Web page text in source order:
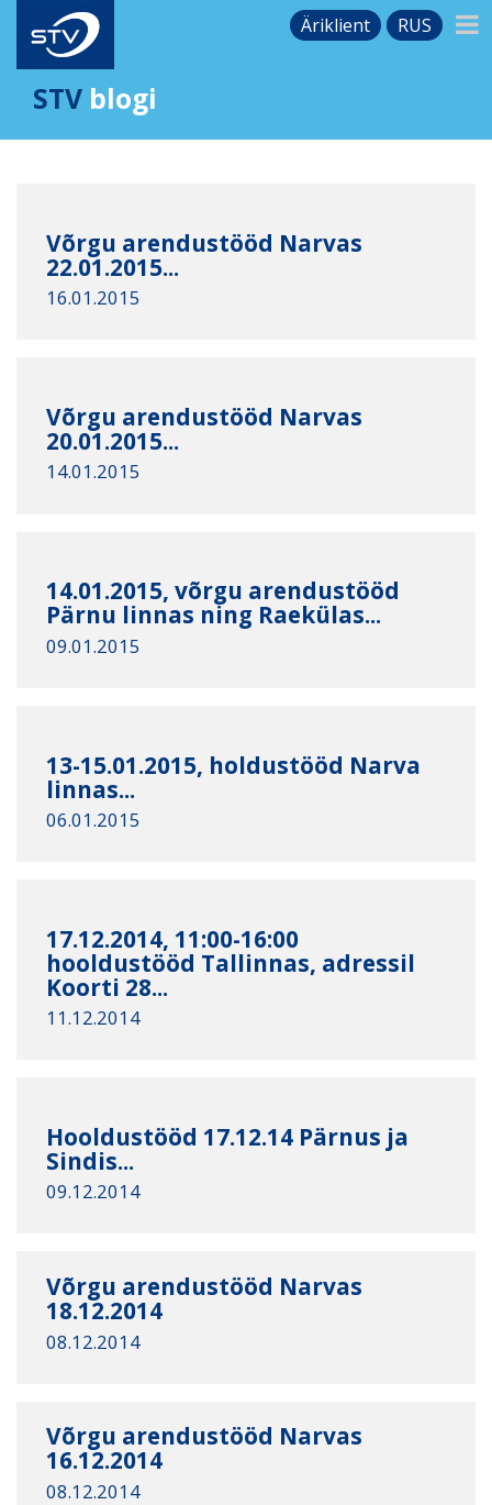
Äriklient RUS
STV blogi
Võrgu arendustööd Narvas
22.01.2015...
16.01.2015
Võrgu arendustööd Narvas
20.01.2015...
14.01.2015
14.01.2015, võrgu arendustööd
Pärnu linnas ning Raekülas...
09.01.2015
13-15.01.2015, holdustööd Narva
linnas...
06.01.2015
17.12.2014, 11:00-16:00
hooldustööd Tallinnas, adressil
Koorti 28...
11.12.2014
Hooldustööd 17.12.14 Pärnus ja
Sindis...
09.12.2014
Võrgu arendustööd Narvas
18.12.2014
08.12.2014
Võrgu arendustööd Narvas
16.12.2014
08.12.2014